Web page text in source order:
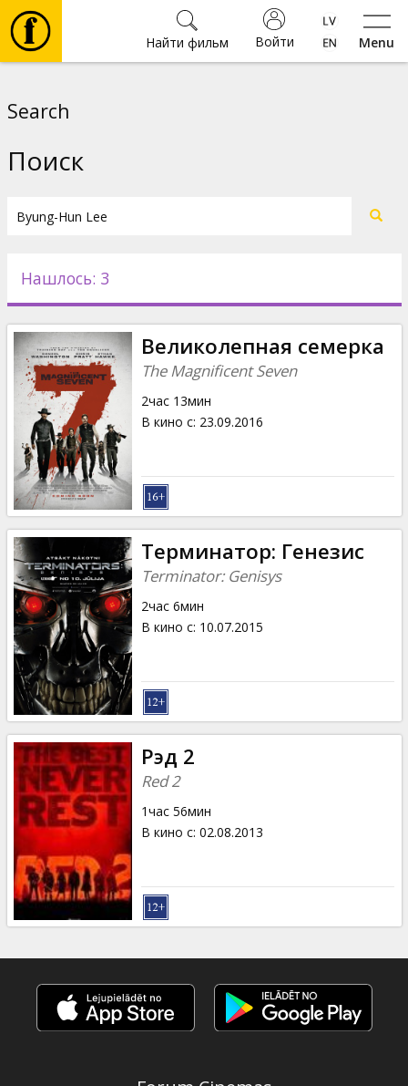
Menu
Войти
Найти фильм
Новости
Подарки
Кинозакуски
B2B
Клуб
Search
Поиск
Нашлось: 3
Великолепная семерка
The Magnificent Seven
2час 13мин
В кино с: 23.09.2016
Терминатор: Генезис
Terminator: Genisys
2час 6мин
В кино с: 10.07.2015
Рэд 2
Red 2
1час 56мин
В кино с: 02.08.2013